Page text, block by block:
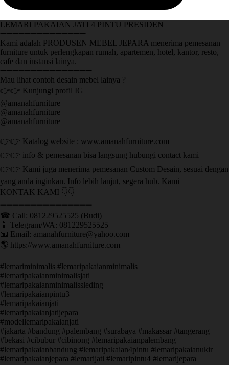
LEMARI PAKAIAN JATI 4 PINTU PRESIDEN
➖➖➖➖➖➖➖➖➖➖➖➖➖➖
Kami adalah PRODUSEN MEBEL JEPARA menerima pemesanan
furniture untuk perlengkapan rumah, apartemen, hotel, kantor, resto,
cafe dan instansi lainya.
➖➖➖➖➖➖➖➖➖➖➖➖➖➖➖
Mau lihat contoh desain mebel lainya ?
👉👉 Kunjungi profil IG
@amanahfurniture
@amanahfurniture
@amanahfurniture
👉👉 Katalog website : www.amanahfurniture.com
👉👉 info & pemesanan bisa langsung hubungi contact kami
👉👉 Kami juga menerima pemesanan Custom Desain, sesuai dengan
yang anda inginkan. Info lebih lanjut, segera hub. Kami
KONTAK KAMI 👇👇
➖➖➖➖➖➖➖➖➖➖➖➖➖➖➖ ㅤ
☎ Call: 081229525525 (Budi)
📱 Telegram/WA: 081229525525
📧 Email: amanahfurniture@yahoo.com
🌎 https://www.amanahfurniture.com
#lemariminimalis #lemaripakaianminimalis
#lemaripakaianminimalisjati
#lemaripakaianminimalissleding
#lemaripakaianpintu3
#lemaripakaianjati
#lemaripakaianjatijepara
#modellemaripakaianjati
#jakarta #bandung #palembang #surabaya #makassar #tangerang
#bekasi #cibubur #cibinong #lemaripakaianpalembang
#lemaripakaianbandung #lemaripakaian4pintu #lemaripakaianukir
#lemaripakaianjepara #lemarijati #lemaripintu4 #lemarijepara